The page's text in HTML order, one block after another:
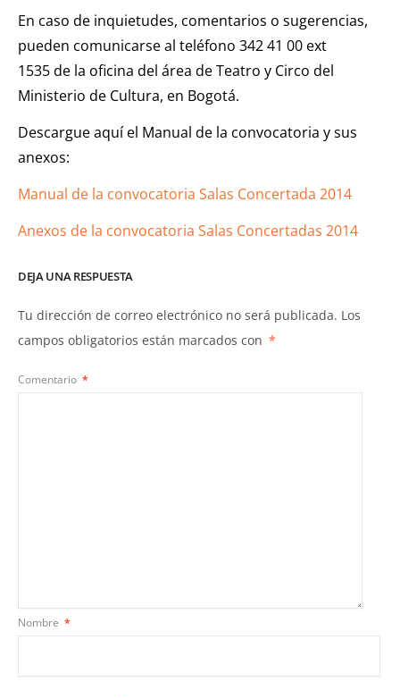
En caso de inquietudes, comentarios o sugerencias,
pueden comunicarse al teléfono 342 41 00 ext
1535 de la oficina del área de Teatro y Circo del
Ministerio de Cultura, en Bogotá.
Descargue aquí el Manual de la convocatoria y sus
anexos:
Manual de la convocatoria Salas Concertada 2014
Anexos de la convocatoria Salas Concertadas 2014
DEJA UNA RESPUESTA
Tu dirección de correo electrónico no será publicada. Los
campos obligatorios están marcados con *
Comentario *
Nombre *